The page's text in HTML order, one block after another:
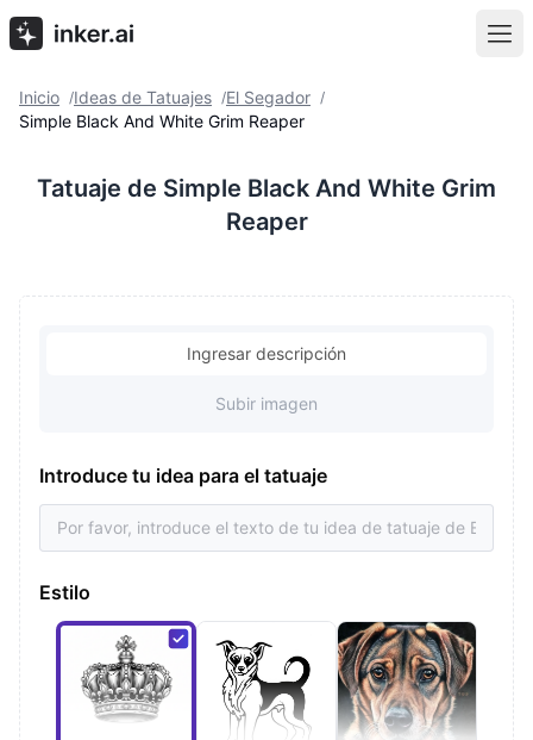
Inicio /Ideas de Tatuajes /El Segador /
Simple Black And White Grim Reaper
Tatuaje de Simple Black And White Grim
Reaper
Ingresar descripción
Subir imagen
Introduce tu idea para el tatuaje
Estilo